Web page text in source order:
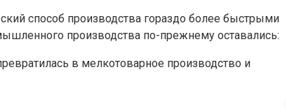
способ производства гораздо более быстрыми
производства по-прежнему оставались:
в мелкотоварное производство и